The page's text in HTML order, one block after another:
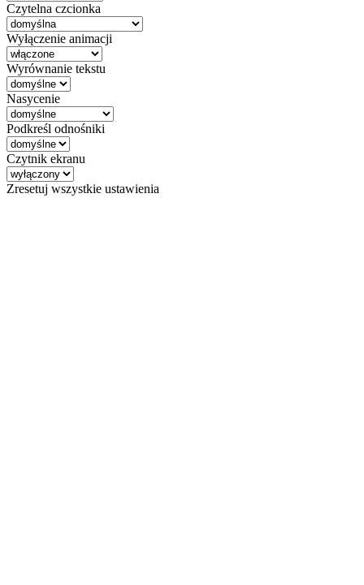
Czytelna czcionka
Wyłączenie animacji
Wyrównanie tekstu
Nasycenie
Podkreśl odnośniki
Czytnik ekranu
Zresetuj wszystkie ustawienia